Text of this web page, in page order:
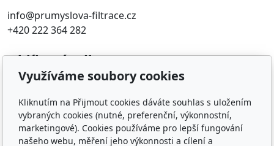
info@prumyslova-filtrace.cz
+420 222 364 282
Oblíbené odkazy
Katalog filtrů MANN
KDFILTER.CZ
FILTR-FILTRY.CZ
FILTER-FILTERS.EU
Využíváme soubory cookies
Kliknutím na Přijmout cookies dáváte souhlas s uložením
vybraných cookies (nutné, preferenční, výkonnostní,
marketingové). Cookies používáme pro lepší fungování
našeho webu, měření jeho výkonnosti a cílení a